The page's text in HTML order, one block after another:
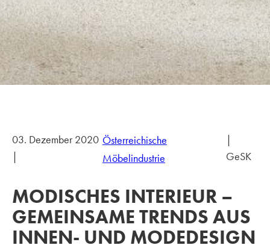
03. Dezember 2020
|
Österreichische
Möbelindustrie
|
GeSK
MODISCHES INTERIEUR –
GEMEINSAME TRENDS AUS
INNEN- UND MODEDESIGN